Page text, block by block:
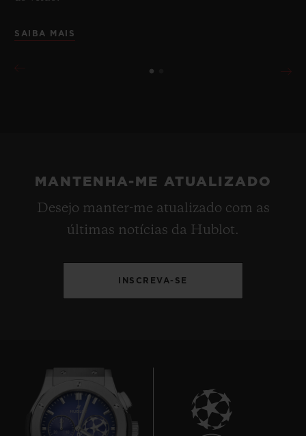
SAIBA MAIS
MANTENHA-ME ATUALIZADO
Desejo manter-me atualizado com as
últimas notícias da Hublot.
INSCREVA-SE